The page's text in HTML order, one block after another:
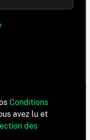
Conditions
avez lu et
des